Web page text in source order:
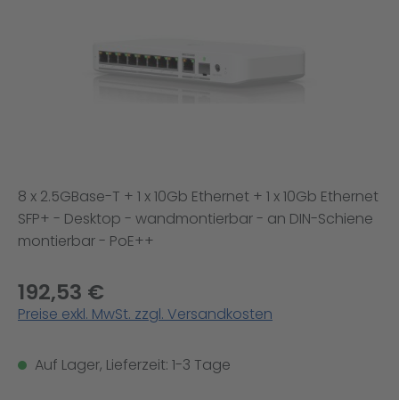
8 x 2.5GBase-T + 1 x 10Gb Ethernet + 1 x 10Gb Ethernet
SFP+ - Desktop - wandmontierbar - an DIN-Schiene
montierbar - PoE++
192,53 €
Preise exkl. MwSt. zzgl. Versandkosten
Auf Lager, Lieferzeit: 1-3 Tage